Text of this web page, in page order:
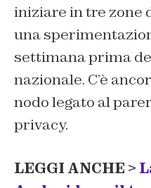
iniziare in tre zone
una
settimana prima
nazionale. C’è
nodo legato al
privacy.
LEGGI ANCHE >